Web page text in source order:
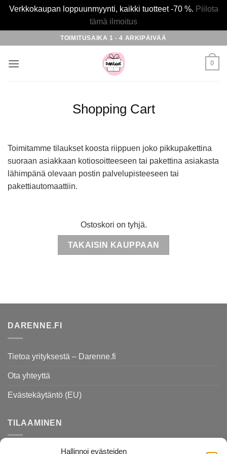
Hallinnoi evästeiden
Verkkokaupan loppuunmyynti, kaikki tuotteet -70 %. Piilota
tämä ilmoitus
content
TOIMITUSAIKA 1 - 4 ARKIPÄIVÄÄ
0
Shopping Cart
Toimitamme tilaukset koosta riippuen joko pikkupakettina
suoraan asiakkaan kotiosoitteeseen tai pakettina asiakasta
lähimpänä olevaan postin palvelupisteeseen tai
pakettiautomaattiin.
Ostoskori on tyhjä.
TAKAISIN KAUPPAAN
DARENNE.FI
Tietoa yrityksestä – Darenne.fi
Ota yhteyttä
Evästekäytäntö (EU)
TILAAMINEN